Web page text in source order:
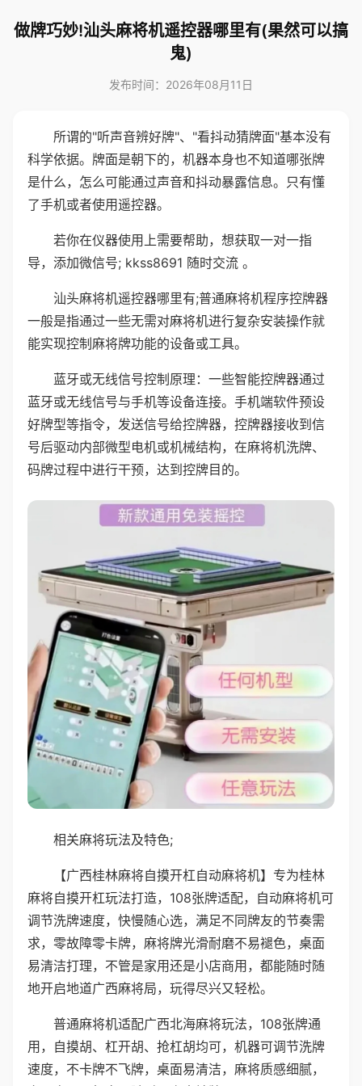
做牌巧妙!汕头麻将机遥控器哪里有(果然可以搞
鬼)
发布时间：2026年08月11日
所谓的"听声音辨好牌"、"看抖动猜牌面"基本没有
科学依据。牌面是朝下的，机器本身也不知道哪张牌
是什么，怎么可能通过声音和抖动暴露信息。只有懂
了手机或者使用遥控器。
若你在仪器使用上需要帮助，想获取一对一指
导，添加微信号; kkss8691 随时交流 。
汕头麻将机遥控器哪里有;普通麻将机程序控牌器
一般是指通过一些无需对麻将机进行复杂安装操作就
能实现控制麻将牌功能的设备或工具。
蓝牙或无线信号控制原理：一些智能控牌器通过
蓝牙或无线信号与手机等设备连接。手机端软件预设
好牌型等指令，发送信号给控牌器，控牌器接收到信
号后驱动内部微型电机或机械结构，在麻将机洗牌、
码牌过程中进行干预，达到控牌目的。
相关麻将玩法及特色;
【广西桂林麻将自摸开杠自动麻将机】专为桂林
麻将自摸开杠玩法打造，108张牌适配，自动麻将机可
调节洗牌速度，快慢随心选，满足不同牌友的节奏需
求，零故障零卡牌，麻将牌光滑耐磨不易褪色，桌面
易清洁打理，不管是家用还是小店商用，都能随时随
地开启地道广西麻将局，玩得尽兴又轻松。
普通麻将机适配广西北海麻将玩法，108张牌通
用，自摸胡、杠开胡、抢杠胡均可，机器可调节洗牌
速度，不卡牌不飞牌，桌面易清洁，麻将质感细腻，